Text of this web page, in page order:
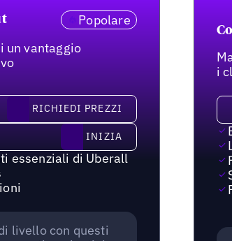
Popolare
un vantaggio
RICHIEDI PREZZI
INIZIA
essenziali di Uberall
livello con questi
i